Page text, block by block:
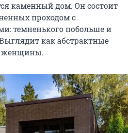
каменный дом. Он состоит
проходом с
темненького побольше и
как абстрактные